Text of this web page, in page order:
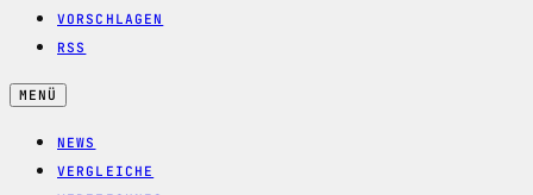
VORSCHLAGEN
RSS
MENÜ
NEWS
VERGLEICHE